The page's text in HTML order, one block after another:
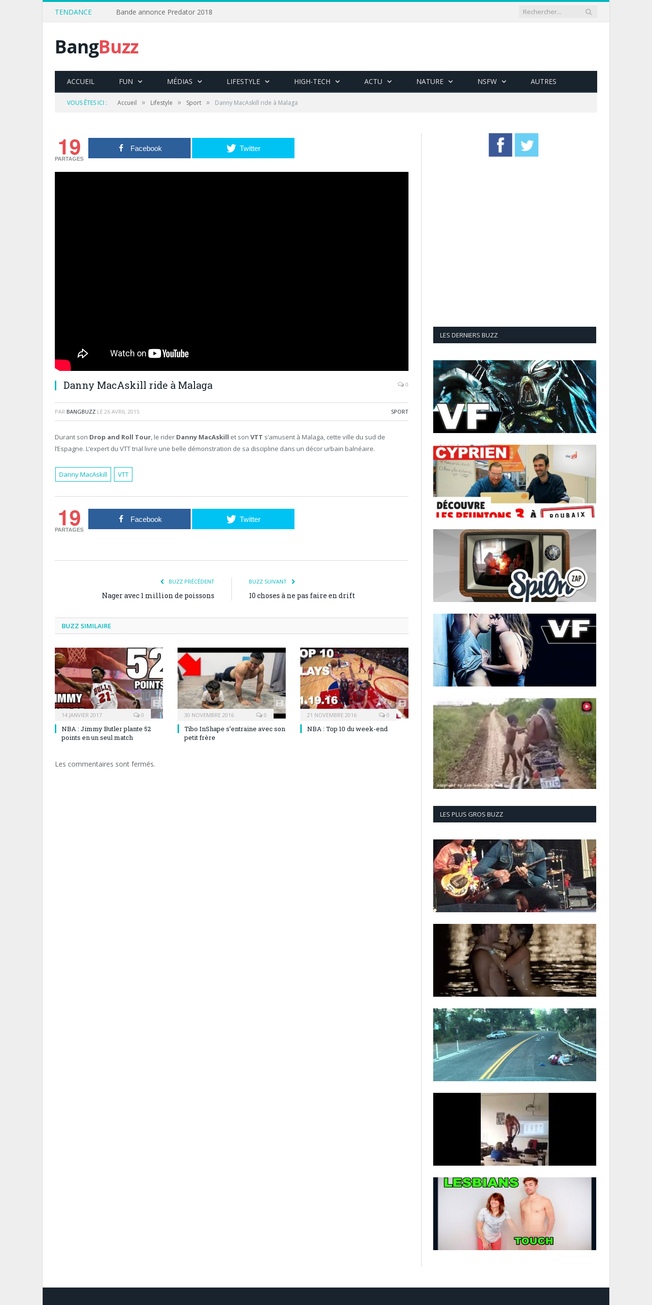
TENDANCE Bande annonce Predator 2018
BangBuzz
ACCUEIL FUN MÉDIAS LIFESTYLE HIGH-TECH ACTU NATURE NSFW AUTRES
VOUS ÊTES ICI : Accueil » Lifestyle » Sport » Danny MacAskill ride à Malaga
19
PARTAGES
Facebook Twitter
Danny MacAskill ride à Malaga 0
PAR BANGBUZZ LE 26 AVRIL 2015 SPORT
Durant son Drop and Roll Tour, le rider Danny MacAskill et son VTT s’amusent à Malaga, cette ville du sud de
l’Espagne. L’expert du VTT trial livre une belle démonstration de sa discipline dans un décor urbain balnéaire.
Danny MacAskill VTT
19
PARTAGES
Facebook Twitter
BUZZ PRÉCÉDENT
Nager avec 1 million de poissons
BUZZ SUIVANT
10 choses à ne pas faire en drift
BUZZ SIMILAIRE
14 JANVIER 2017 0
NBA : Jimmy Butler plante 52
points en un seul match
30 NOVEMBRE 2016 0
Tibo InShape s’entraine avec son
petit frère
21 NOVEMBRE 2016 0
NBA : Top 10 du week-end
Les commentaires sont fermés.
LES DERNIERS BUZZ
LES PLUS GROS BUZZ